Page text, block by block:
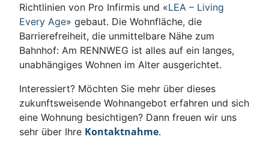
Richtlinien von Pro Infirmis und «LEA – Living
Every Age» gebaut. Die Wohnfläche, die
Barrierefreiheit, die unmittelbare Nähe zum
Bahnhof: Am RENNWEG ist alles auf ein langes,
unabhängiges Wohnen im Alter ausgerichtet.
Interessiert? Möchten Sie mehr über dieses
zukunftsweisende Wohnangebot erfahren und sich
eine Wohnung besichtigen? Dann freuen wir uns
sehr über Ihre Kontaktnahme.